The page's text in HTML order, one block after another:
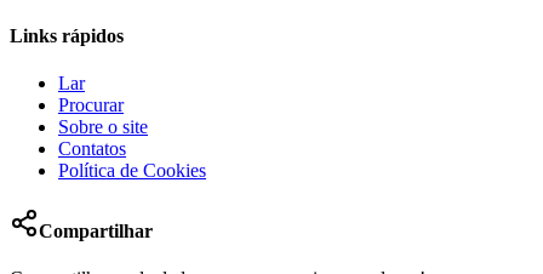
Links rápidos
Lar
Procurar
Sobre o site
Contatos
Política de Cookies
Compartilhar